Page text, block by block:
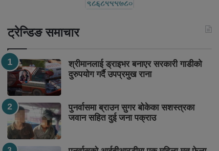
ट्रेन्डिङ समाचार
श्रीमानलाई ड्राइभर बनाएर सरकारी गाडीको
दुरुपयोग गर्दै उपप्रमुख राना
पुनर्वासमा ब्राउन सुगर बोकेका सशस्त्रका
जवान सहित दुई जना पक्राउ